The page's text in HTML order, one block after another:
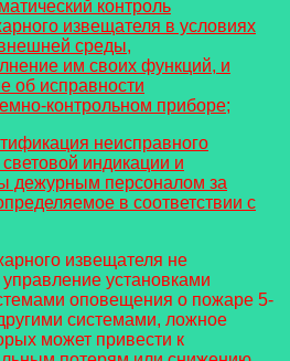
контроль
извещателя в условиях
среды,
им своих функций, и
об исправности
контрольном приборе;
неисправного
индикации и
дежурным персоналом за
в соответствии с
извещателя не
установками
оповещения о пожаре 5-
системами, ложное
может привести к